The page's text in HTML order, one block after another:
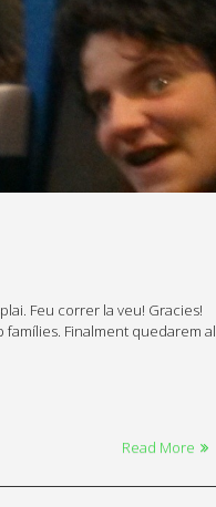
Feu correr la veu! Gracies!
Finalment quedarem al
Read More